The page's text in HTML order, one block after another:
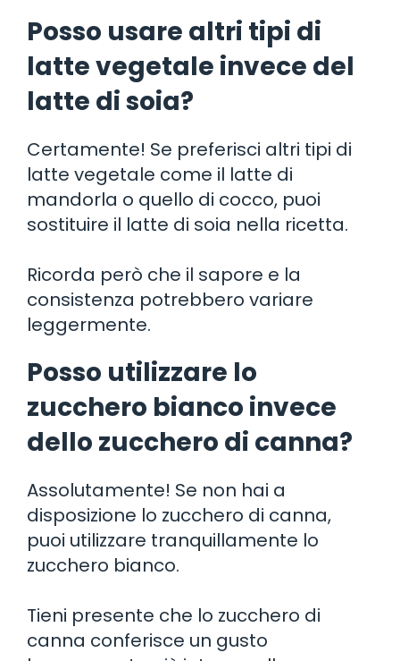
Posso usare altri tipi di
latte vegetale invece del
latte di soia?
Certamente! Se preferisci altri tipi di
latte vegetale come il latte di
mandorla o quello di cocco, puoi
sostituire il latte di soia nella ricetta.
Ricorda però che il sapore e la
consistenza potrebbero variare
leggermente.
Posso utilizzare lo
zucchero bianco invece
dello zucchero di canna?
Assolutamente! Se non hai a
disposizione lo zucchero di canna,
puoi utilizzare tranquillamente lo
zucchero bianco.
Tieni presente che lo zucchero di
canna conferisce un gusto